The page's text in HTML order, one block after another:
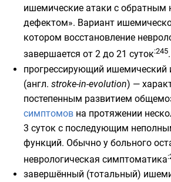
ишемические атаки с обратным
дефектом». Вариант
котором восстановление
завершается от 2 до 21 суток:245.
прогрессирующий ишемический
(англ. stroke-in-evolution) —
постепенным развитием
симптомов на протяжении
3 суток с последующим
функций. Обычно у больного
неврологическая симптоматика
завершённый (тотальный)